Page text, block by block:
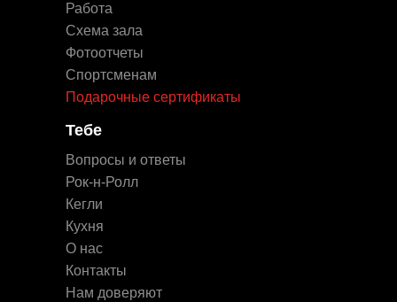
Работа
Кегли
Спортсменам
Кухня
Фотоотчеты
Рок-н-Ролл
Схема зала
О нас
Нам доверяют
Контакты
Подарочные сертификаты
Вопросы и ответы
Тебе